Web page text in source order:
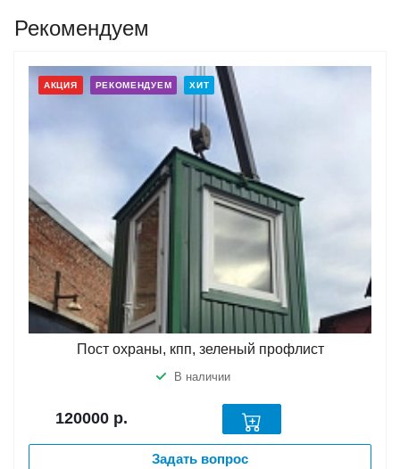
Рекомендуем
АКЦИЯ РЕКОМЕНДУЕМ ХИТ
Пост охраны, кпп, зеленый профлист
В наличии
120000 р.
Задать вопрос